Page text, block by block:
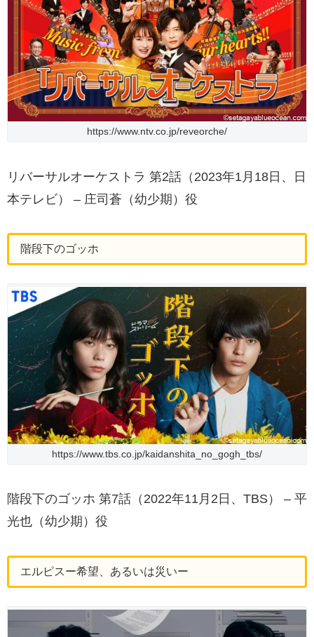
https://www.ntv.co.jp/reveorche/
リバーサルオーケストラ 第2話（2023年1月18日、日
本テレビ） – 庄司蒼（幼少期）役
階段下のゴッホ
https://www.tbs.co.jp/kaidanshita_no_gogh_tbs/
階段下のゴッホ 第7話（2022年11月2日、TBS） – 平
光也（幼少期）役
エルピスー希望、あるいは災いー